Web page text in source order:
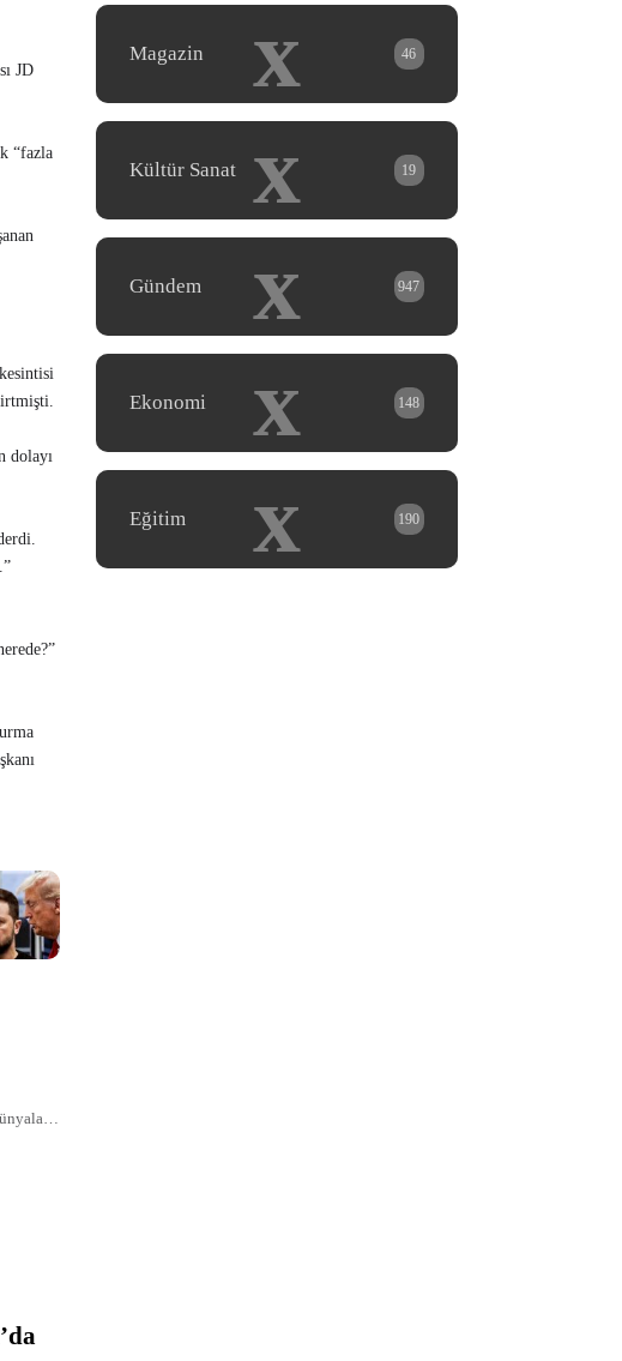
JD
“fazla
dolayı
x
Magazin 46
x
Kültür Sanat 19
x
Gündem 947
x
Ekonomi 148
x
Eğitim 190